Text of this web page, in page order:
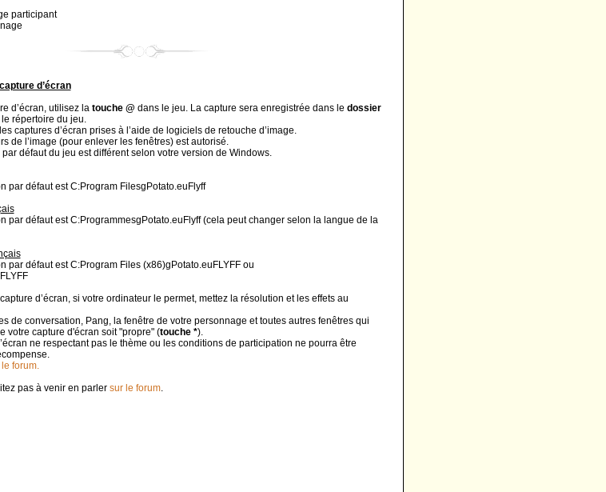
participant
d’écran
d’écran, utilisez la touche @ dans le jeu. La capture sera enregistrée dans le dossier
répertoire du jeu.
captures d’écran prises à l’aide de logiciels de retouche d’image.
de l’image (pour enlever les fenêtres) est autorisé.
défaut du jeu est différent selon votre version de Windows.
par défaut est C:Program FilesgPotato.euFlyff
par défaut est C:ProgrammesgPotato.euFlyff (cela peut changer selon la langue de la
défaut est C:Program Files (x86)gPotato.euFLYFF ou
d’écran, si votre ordinateur le permet, mettez la résolution et les effets au
de conversation, Pang, la fenêtre de votre personnage et toutes autres fenêtres qui
votre capture d'écran soit "propre" (touche *).
ne respectant pas le thème ou les conditions de participation ne pourra être
forum.
pas à venir en parler sur le forum.